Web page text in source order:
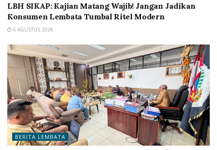
LBH SIKAP: Kajian Matang Wajib! Jangan Jadikan
Konsumen Lembata Tumbal Ritel Modern
6 AGUSTUS 2026
BERITA LEMBATA